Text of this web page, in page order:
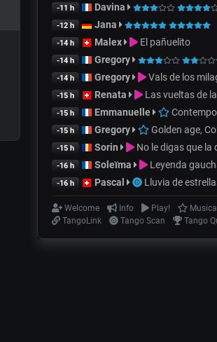
-11 h Davina
-12 h Jana
-14 h Malex El pañuelito
-14 h Gregory
-14 h Gregory Vals de los
-15 h Renata Las vueltas de
-15 h Emmanuelle
-15 h Gregory Golden age,
-15 h Sorin No le digas que la
-16 h Soleïma Leyenda
-16 h Pascal Lluvia de
Welcome Info Play!
TangoLink
Tango Scan Tango